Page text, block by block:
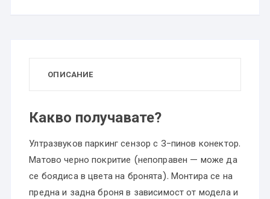
C5
ОПИСАНИЕ
Какво получавате?
Ултразвуков паркинг сензор с 3-пинов конектор.
Матово черно покритие (непоправен — може да
се боядиса в цвета на бронята). Монтира се на
предна и задна броня в зависимост от модела и